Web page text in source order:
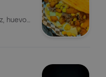
huevo
y